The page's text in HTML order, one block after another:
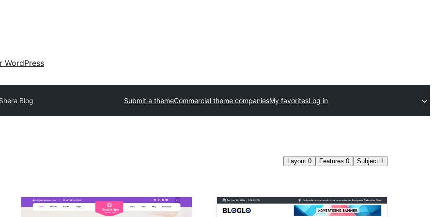
WordPress
Shera Blog Submit a themeCommercial theme companiesMy favoritesLog in
Layout 0 Features 0 Subject 1